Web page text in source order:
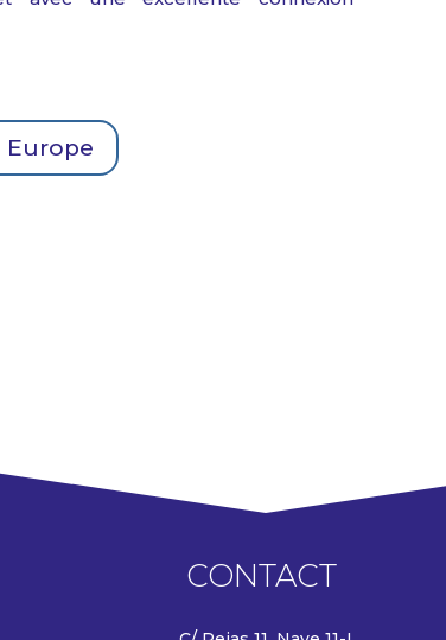
Europe
CONTACT